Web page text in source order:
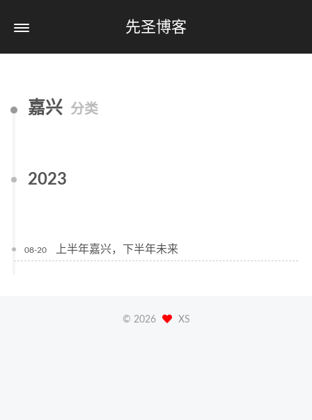
先圣博客
嘉兴 分类
2023
08-20 上半年嘉兴，下半年未来
© 2026 XS